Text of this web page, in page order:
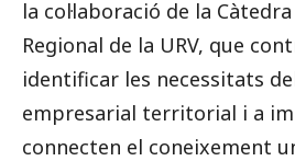
la col·laboració de la
Regional de la URV, que
identificar les necessitats
empresarial territorial i a
connecten el coneixement